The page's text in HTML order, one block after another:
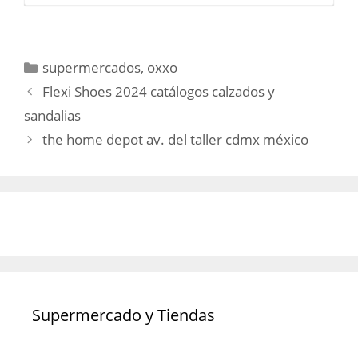
Categorías
supermercados, oxxo
Flexi Shoes 2024 catálogos calzados y
sandalias
the home depot av. del taller cdmx méxico
Supermercado y Tiendas